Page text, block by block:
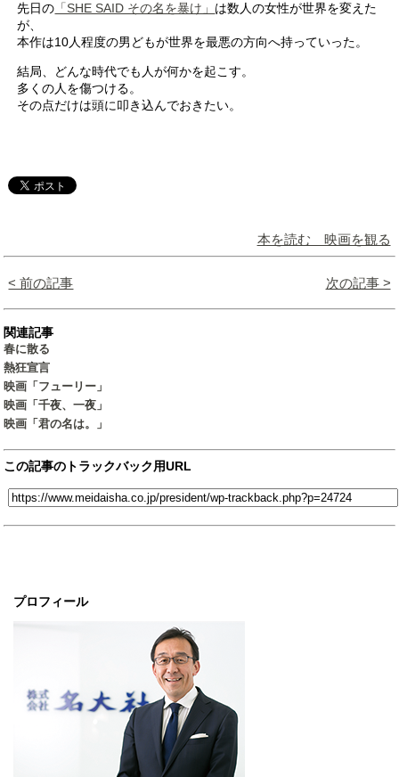
プロフィール
先日の 「SHE SAID その名を暴け」 は数人の女性が世界を変えた
が、
本作は10人程度の男どもが世界を最悪の方向へ持っていった。
結局、どんな時代でも人が何かを起こす。
多くの人を傷つける。
その点だけは頭に叩き込んでおきたい。
本を読む 映画を観る
< 前の記事 次の記事 >
関連記事
春に散る
熱狂宣言
映画「フューリー」
映画「千夜、一夜」
映画「君の名は。」
この記事のトラックバック用URL